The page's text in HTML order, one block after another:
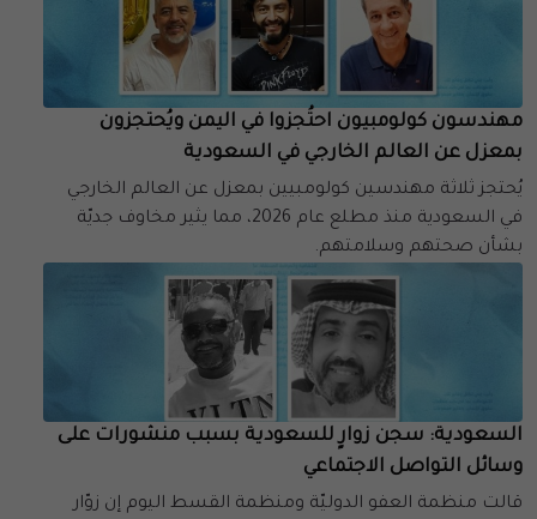
مهندسون كولومبيون احتُجزوا في اليمن ويُحتجزون
بمعزل عن العالم الخارجي في السعودية
يُحتجز ثلاثة مهندسين كولومبيين بمعزل عن العالم الخارجي
في السعودية منذ مطلع عام 2026، مما يثير مخاوف جديّة
بشأن صحتهم وسلامتهم.
السعودية: سجن زوارٍ للسعودية بسبب منشورات على
وسائل التواصل الاجتماعي
قالت منظمة العفو الدوليّة ومنظمة القسط اليوم إن زوّار